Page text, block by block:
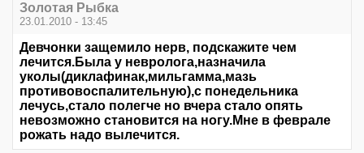
Золотая Рыбка
23.01.2010 - 13:45
Девчонки защемило нерв, подскажите чем
лечится.Была у невролога,назначила
уколы(диклафинак,мильгамма,мазь
противовоспалительную),с понедельника
лечусь,стало полегче но вчера стало опять
невозможно становится на ногу.Мне в феврале
рожать надо вылечится.